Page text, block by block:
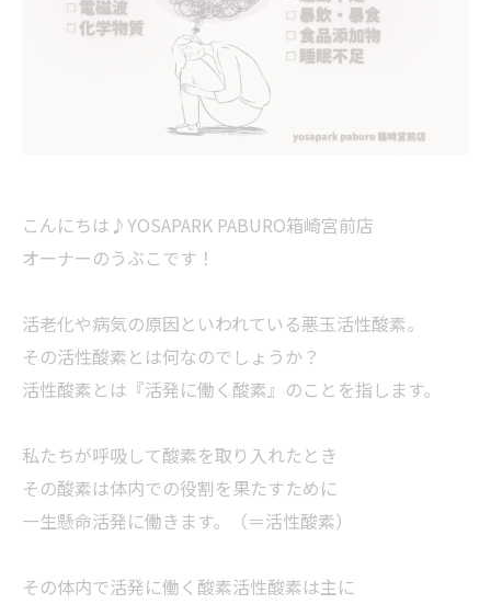
こんにちは♪YOSAPARK PABURO箱崎宮前店
オーナーのうぶこです！
活老化や病気の原因といわれている悪玉活性酸素。
その活性酸素とは何なのでしょうか？
活性酸素とは『活発に働く酸素』のことを指します。
私たちが呼吸して酸素を取り入れたとき
その酸素は体内での役割を果たすために
一生懸命活発に働きます。（＝活性酸素）
その体内で活発に働く酸素活性酸素は主に